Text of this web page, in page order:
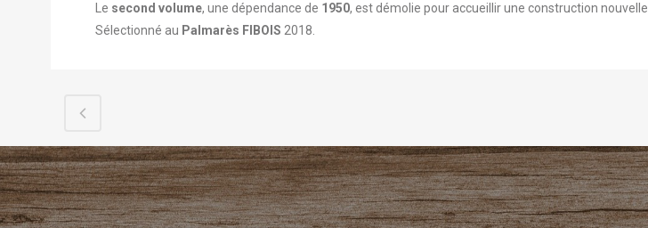
Le second volume, une dépendance de 1950, est démolie pour accueillir une construction nouvelle.
Sélectionné au Palmarès FIBOIS 2018.